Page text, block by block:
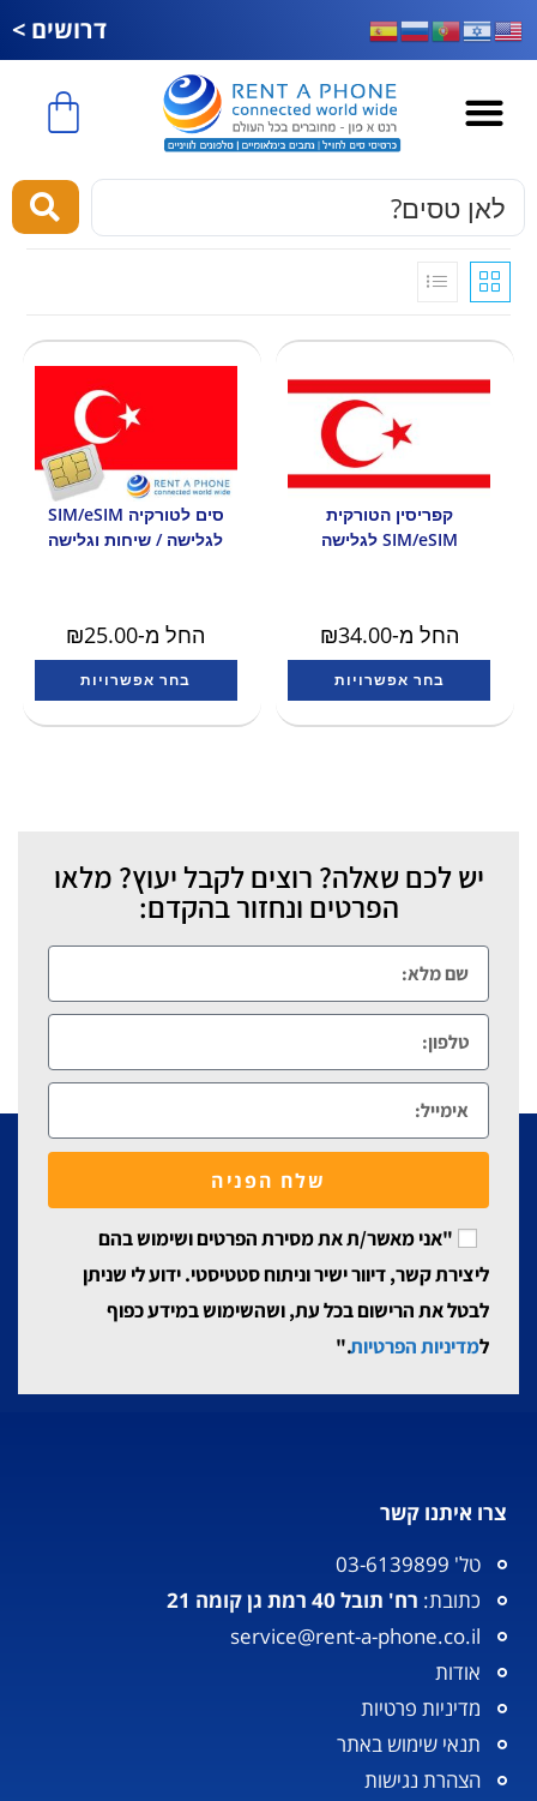
דרושים >
קפריסין הטורקית
SIM/eSIM לגלישה
החל מ- ₪34.00
בחר אפשרויות
סים לטורקיה SIM/eSIM
לגלישה / שיחות וגלישה
החל מ- ₪25.00
בחר אפשרויות
יש לכם שאלה? רוצים לקבל יעוץ? מלאו
הפרטים ונחזור בהקדם:
"אני מאשר/ת את מסירת הפרטים ושימוש בהם
ליצירת קשר, דיוור ישיר וניתוח סטטיסטי. ידוע לי שניתן
לבטל את הרישום בכל עת, ושהשימוש במידע כפוף
למדיניות הפרטיות."
שלח הפניה
צרו איתנו קשר
טל' 03-6139899
כתובת: רח' תובל 40 רמת גן קומה 21
service@rent-a-phone.co.il
אודות
מדיניות פרטיות
תנאי שימוש באתר
הצהרת נגישות